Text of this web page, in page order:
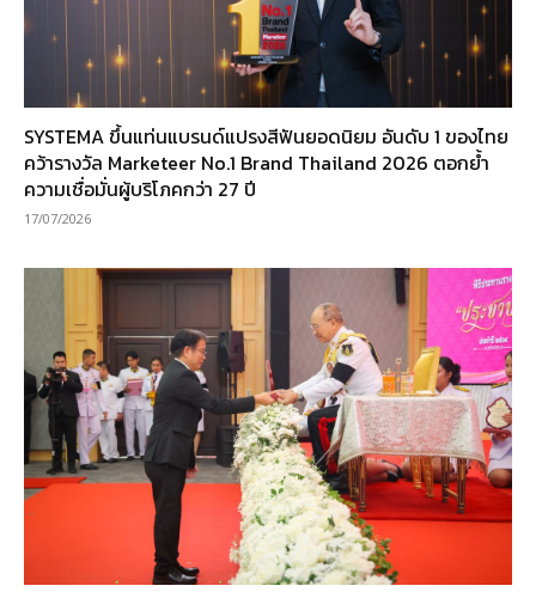
SYSTEMA ขึ้นแท่นแบรนด์แปรงสีฟันยอดนิยม อันดับ 1 ของไทย
คว้ารางวัล Marketeer No.1 Brand Thailand 2026 ตอกย้ำ
ความเชื่อมั่นผู้บริโภคกว่า 27 ปี
17/07/2026